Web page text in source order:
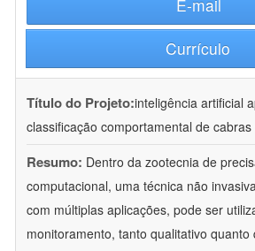
E-mail
Currículo
Título do Projeto:inteligência artificial
classificação comportamental de
Resumo: Dentro da zootecnia de
computacional, uma técnica não
com múltiplas aplicações, pode ser
monitoramento, tanto qualitativo quanto